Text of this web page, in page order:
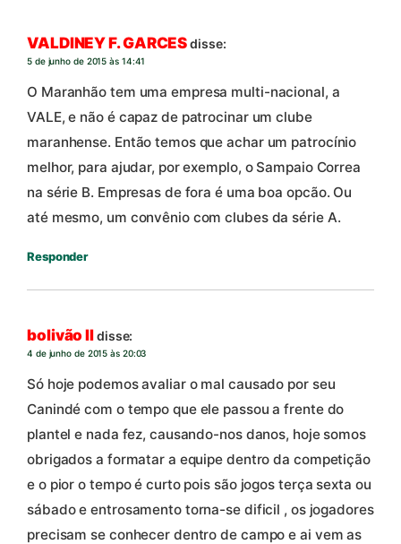
VALDINEY F. GARCESdisse:
5 de junho de 2015 às 14:41
O Maranhão tem uma empresa multi-nacional, a
VALE, e não é capaz de patrocinar um clube
maranhense. Então temos que achar um patrocínio
melhor, para ajudar, por exemplo, o Sampaio Correa
na série B. Empresas de fora é uma boa opcão. Ou
até mesmo, um convênio com clubes da série A.
Responder
bolivão IIdisse:
4 de junho de 2015 às 20:03
Só hoje podemos avaliar o mal causado por seu
Canindé com o tempo que ele passou a frente do
plantel e nada fez, causando-nos danos, hoje somos
obrigados a formatar a equipe dentro da competição
e o pior o tempo é curto pois são jogos terça sexta ou
sábado e entrosamento torna-se dificil , os jogadores
precisam se conhecer dentro de campo e ai vem as